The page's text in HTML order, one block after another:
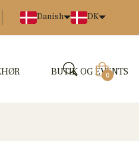
Danish DK
BUTIK OG EVENTS
0